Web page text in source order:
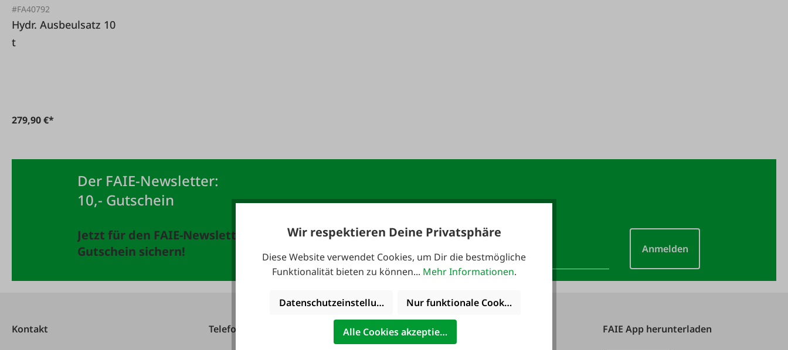
#FA40792
Hydr. Ausbeulsatz 10
t
279,90 €*
Der FAIE-Newsletter:
10,- Gutschein
Jetzt für den FAIE-Newsletter anmelden und 10,-
Gutschein sichern!
E-Mail-Adresse*
Anmelden
Kontakt Telefonisch erreichbar: Kataloge FAIE App herunterladen
Wir respektieren Deine Privatsphäre
Diese Website verwendet Cookies, um Dir die bestmögliche
Funktionalität bieten zu können... Mehr Informationen.
Datenschutzeinstellungen Nur funktionale Cookies akzeptieren
Alle Cookies akzeptieren